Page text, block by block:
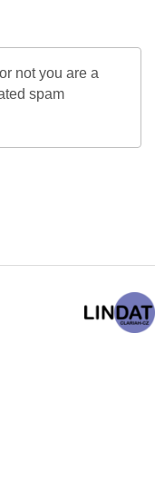
not you are a
spam